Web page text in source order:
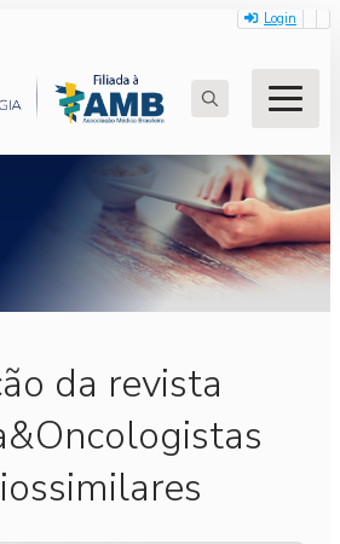
Login
for:
da revista